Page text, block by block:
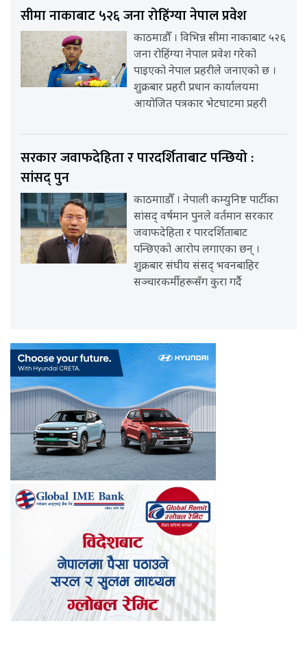
सीमा नाकाबाट ५२६ जना रोहिंग्या नेपाल प्रवेश
काठमाडौँ । विभिन्न सीमा नाकाबाट ५२६
जना रोहिंग्या नेपाल प्रवेश गरेको
पाइएको नेपाल प्रहरीले जनाएको छ ।
शुक्रबार प्रहरी प्रधान कार्यालयमा
आयोजित पत्रकार भेटघाटमा प्रहरी
सरकार जवाफदेहिता र पारदर्शिताबाट पन्छियो :
सांसद् पुन
काठमााडौँ । नेपाली कम्युनिष्ट पार्टीका
सांसद् वर्षमान पुनले वर्तमान सरकार
जवाफदेहिता र पारदर्शिताबाट
पन्छिएको आरोप लगाएका छन् ।
शुक्रबार संघीय संसद् भवनबाहिर
सञ्चारकर्मीहरूसँग कुरा गर्दै